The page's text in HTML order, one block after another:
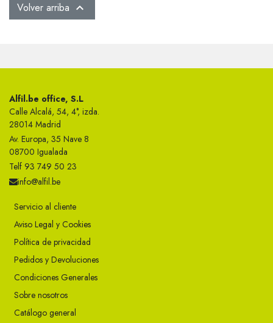
Volver arriba 
Alfil.be office, S.L
Calle Alcalá, 54, 4°, izda.
28014 Madrid
Av. Europa, 35 Nave 8
08700 Igualada
Telf 93 749 50 23
info@alfil.be
Servicio al cliente
Aviso Legal y Cookies
Política de privacidad
Pedidos y Devoluciones
Condiciones Generales
Sobre nosotros
Catálogo general